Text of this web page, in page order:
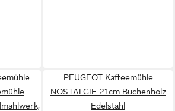
PEUGEOT Kaffeemühle
NOSTALGIE 21cm Buchenholz
Edelstahl